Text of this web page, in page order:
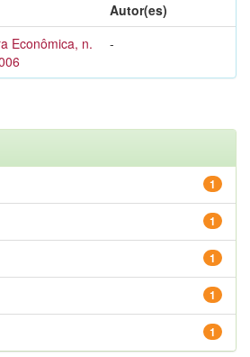
Autor(es)
Econômica, n.
-
1
1
1
1
1